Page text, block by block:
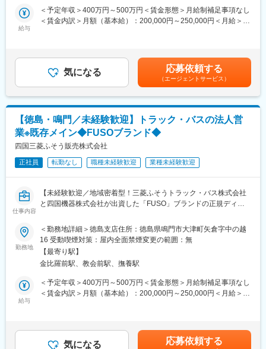
ング、アフターフォローを担当いただきます。
・お客様への定期的なヒアリング
お客様（メインは運送業者）からトラック等の仕様の相談を頂い
た際に、ヒアリングを行いながらどういったカスタマイズができ
また図面の設計等は製造元メーカーにて行っているため、専門的
な知識は必要ありません。納品後もアフターフォローを行って頂
きますが、故障やメンテナンスなど技術的な部分は専任の整備担
当が別途対応する形となります。
■一日の流れ：
メール整理や資料準備（8時45分～10時）→納入先へのフォロー
訪問2～3件程度（10時～12時）→昼食（12時～13時）→紹介い
ただいたお客様への提案（13時～16時）→翌日の訪問準備（16時
～17時）→就業（18時以降）
※スケジュール管理については、社員一人ひとりの裁量に任せてお
■職務のミッション：
当社の取扱製品は、お客様にとって非常に重要な商売道具です。
お客様に最も適したトラックやバス、漁船などの提案のみなら
ず、特殊なオプションの搭載や、カスタムの提案を行うことで、
供し、更なる信頼関係の構築に繋げることがミッションです。
給与
＜予定年収＞400万円～500万円＜賃金形態＞月給制補足事項なし
＜賃金内訳＞月額（基本給）：200,000円～250,000円＜月給＞
年2回※過去実績4ヶ月分■営業職のモデル年収（諸手当・賞与を含
む）：・36歳…年収460万円賃金はあくまでも目安の金額であ
り、選考を通じて上下する可能性があります。月給(月額)は固定手
当を含めた表記です。
気になる 応募依頼する
（エージェントサービス）
【徳島・鳴門／未経験歓迎】トラック・バスの法人営
業※既存メイン◆FUSOブランド◆
四国三菱ふそう販売株式会社
正社員 転勤なし 職種未経験歓迎 業種未経験歓迎
仕事内容
【未経験歓迎／地域密着型！三菱ふそうトラック・バス株式会社
と四国機器株式会社が出資した「FUSO」ブランドの正規ディー
能な環境です／転勤なし】
■業務概要：
同社にて法人のお客様向けに自動車（主に1.5トン～大型までのト
ラック・バス）の提案からアフターフォローまで定期的なヒアリ
ング、アフターフォローを担当いただきます。
・お客様への定期的なヒアリング
お客様（メインは運送業者）からトラック等の仕様の相談を頂い
た際に、ヒアリングを行いながらどういったカスタマイズができ
勤務地
＜勤務地詳細＞徳島支店住所：徳島県鳴門市大津町矢倉字中の越
16 受動喫煙対策：屋内全面禁煙変更の範囲：無
【最寄り駅】
金比羅前駅、教会前駅、撫養駅
給与
＜予定年収＞400万円～500万円＜賃金形態＞月給制補足事項なし
＜賃金内訳＞月額（基本給）：200,000円～250,000円＜月給＞
年2回※過去実績4ヶ月分■営業職のモデル年収（諸手当・賞与を含
む）：・36歳…年収460万円賃金はあくまでも目安の金額であ
気になる 応募依頼する